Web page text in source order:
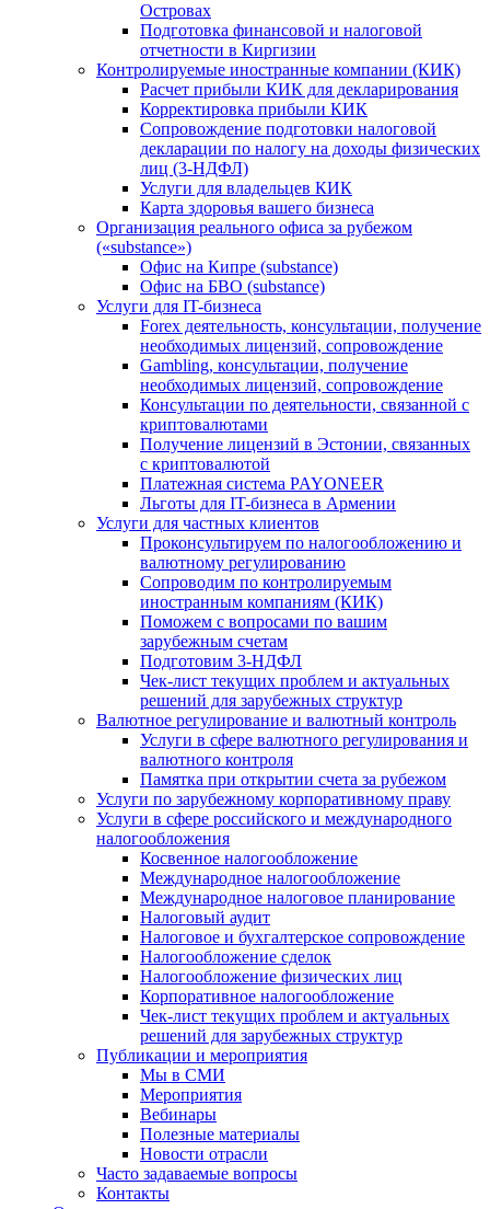
Островах
Подготовка финансовой и налоговой
отчетности в Киргизии
Контролируемые иностранные компании (КИК)
Расчет прибыли КИК для декларирования
Корректировка прибыли КИК
Сопровождение подготовки налоговой
декларации по налогу на доходы физических
лиц (3-НДФЛ)
Услуги для владельцев КИК
Карта здоровья вашего бизнеса
Организация реального офиса за рубежом
(«substance»)
Офис на Кипре (substance)
Офис на БВО (substance)
Услуги для IT-бизнеса
Forex деятельность, консультации, получение
необходимых лицензий, сопровождение
Gambling, консультации, получение
необходимых лицензий, сопровождение
Консультации по деятельности, связанной с
криптовалютами
Получение лицензий в Эстонии, связанных
с криптовалютой
Платежная система PAYONEER
Льготы для IT-бизнеса в Армении
Услуги для частных клиентов
Проконсультируем по налогообложению и
валютному регулированию
Сопроводим по контролируемым
иностранным компаниям (КИК)
Поможем с вопросами по вашим
зарубежным счетам
Подготовим 3-НДФЛ
Чек-лист текущих проблем и актуальных
решений для зарубежных структур
Валютное регулирование и валютный контроль
Услуги в сфере валютного регулирования и
валютного контроля
Памятка при открытии счета за рубежом
Услуги по зарубежному корпоративному праву
Услуги в сфере российского и международного
налогообложения
Косвенное налогообложение
Международное налогообложение
Международное налоговое планирование
Налоговый аудит
Налоговое и бухгалтерское сопровождение
Налогообложение сделок
Налогообложение физических лиц
Корпоративное налогообложение
Чек-лист текущих проблем и актуальных
решений для зарубежных структур
Публикации и мероприятия
Мы в СМИ
Мероприятия
Вебинары
Полезные материалы
Новости отрасли
Часто задаваемые вопросы
Контакты